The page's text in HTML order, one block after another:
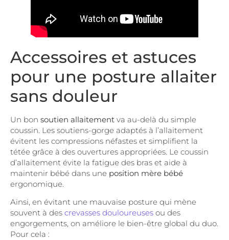
Accessoires et astuces
pour une posture allaiter
sans douleur
Un bon soutien allaitement va au-delà du simple
coussin. Les soutiens-gorge adaptés à l’allaitement
évitent les compressions néfastes et simplifient la
tétée grâce à des ouvertures appropriées. Le coussin
d’allaitement évite la fatigue des bras et aide à
maintenir bébé dans une position mère bébé
ergonomique.
Ainsi, en évitant une mauvaise posture qui mène
souvent à des crevasses douloureuses ou des
engorgements, on améliore le bien-être global du duo.
Pour cela :